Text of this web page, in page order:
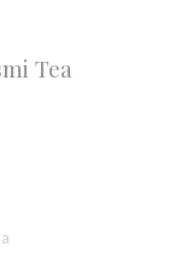
Tea